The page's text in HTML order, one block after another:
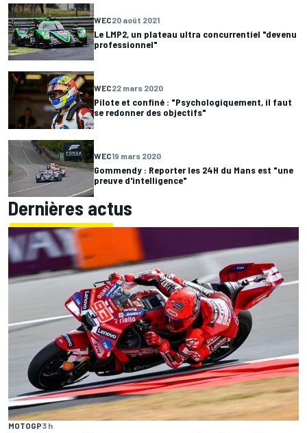
WEC20 août 2021
Le LMP2, un plateau ultra concurrentiel "devenu
professionnel"
WEC22 mars 2020
Pilote et confiné : "Psychologiquement, il faut
se redonner des objectifs"
WEC19 mars 2020
Gommendy : Reporter les 24H du Mans est "une
preuve d'intelligence"
Dernières actus
MOTOGP3 h